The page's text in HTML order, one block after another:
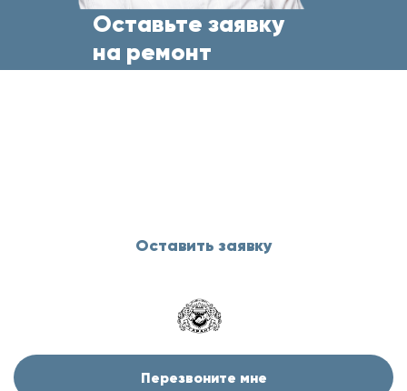
Оставьте заявку
на ремонт
Оставить заявку
Перезвоните мне